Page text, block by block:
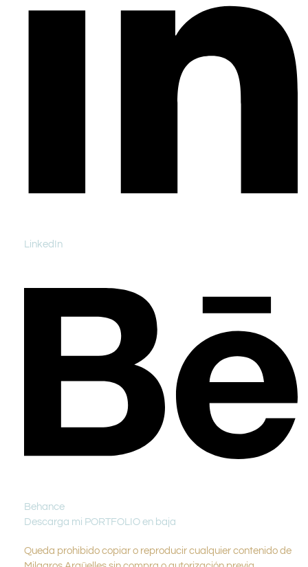
LinkedIn
Behance
Descarga mi PORTFOLIO en baja
Queda prohibido copiar o reproducir cualquier contenido de